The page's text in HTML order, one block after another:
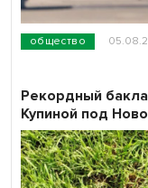
общество
Рекордный
Купиной под